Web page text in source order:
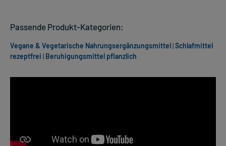
Passende Produkt-Kategorien:
Vegane & Vegetarische Nahrungsergänzungsmittel|Schlafmittel
rezeptfrei | Beruhigungsmittel pflanzlich